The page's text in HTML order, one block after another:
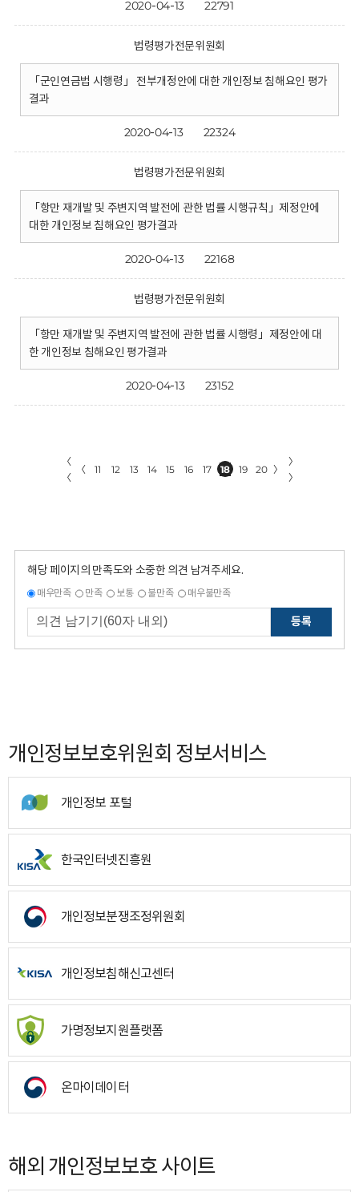
2020-04-13 22791
법령평가전문위원회
「군인연금법 시행령」 전부개정안에 대한 개인정보 침해요인 평가
결과
2020-04-13 22324
법령평가전문위원회
「항만 재개발 및 주변지역 발전에 관한 법률 시행규칙」제정안에
대한 개인정보 침해요인 평가결과
2020-04-13 22168
법령평가전문위원회
「항만 재개발 및 주변지역 발전에 관한 법률 시행령」제정안에 대
한 개인정보 침해요인 평가결과
2020-04-13 23152
〈
〈
〈 11 12 13 14 15 16 17 18 19 20 〉
〉
〉
해당 페이지의 만족도와 소중한 의견 남겨주세요.
매우만족 만족 보통 불만족 매우불만족
등록
개인정보보호위원회 정보서비스
개인정보 포털
한국인터넷진흥원
개인정보분쟁조정위원회
개인정보침해신고센터
가명정보지원플랫폼
온마이데이터
해외 개인정보보호 사이트